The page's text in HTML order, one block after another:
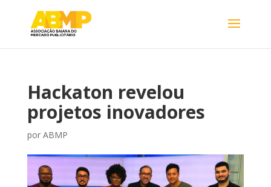
Hackaton revelou
projetos inovadores
por ABMP